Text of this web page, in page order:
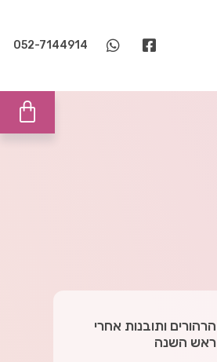
052-7144914
הרהורים ותובנות אחרי
ראש השנה